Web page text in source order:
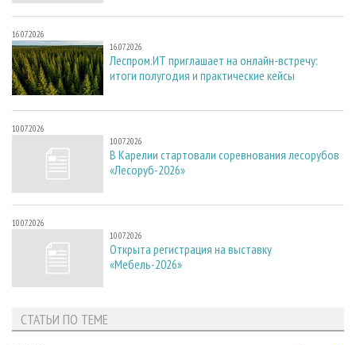
16.07.2026
16.07.2026
Леспром.ИТ приглашает на онлайн-встречу:
итоги полугодия и практические кейсы
10.07.2026
10.07.2026
В Карелии стартовали соревнования лесорубов
«Лесоруб-2026»
10.07.2026
10.07.2026
Открыта регистрация на выставку
«Мебель-2026»
СТАТЬИ ПО ТЕМЕ